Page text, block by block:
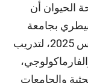
الحيوان أن
البيطري بجامعة
سليمان في الفترة من 10 إلى 15 أغسطس 2025، لتدريب
والجامعات